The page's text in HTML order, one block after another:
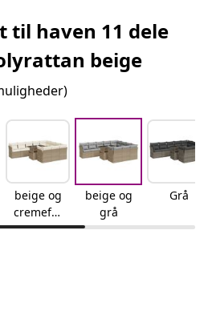
til haven 11 dele
beige
beige og
cremefar
vet
beige og
grå
Grå